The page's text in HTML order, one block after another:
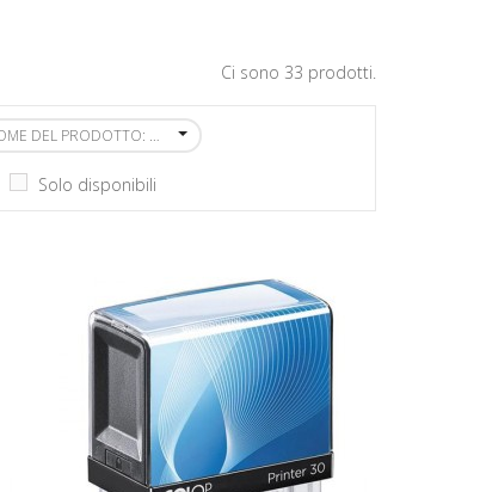
Ci sono 33 prodotti.
NOME DEL PRODOTTO: DALLA A ALLA Z
Solo disponibili